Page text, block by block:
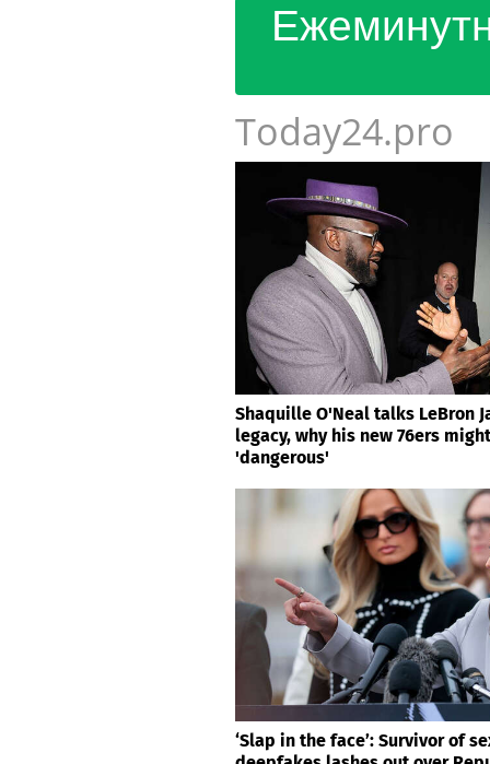
Today24.pro
Shaquille O'Neal talks LeBron
legacy, why his new 76ers
'dangerous'
‘Slap in the face’: Survivor of